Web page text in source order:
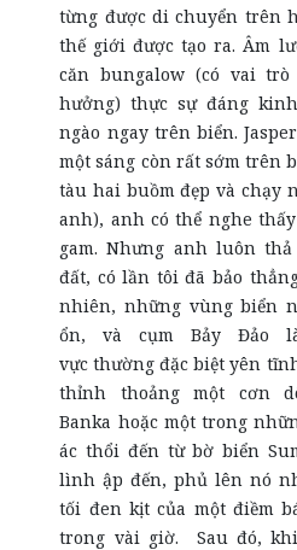
từng được di chuyển trên
thế giới được tạo ra. Âm
căn bungalow (có vai
hưởng) thực sự đáng
ngào ngay trên biển.
một sáng còn rất sớm trên
tàu hai buồm đẹp và chạy
anh), anh có thể nghe
gam. Nhưng anh luôn
đất, có lần tôi đã bảo
nhiên, những vùng biển
ổn, và cụm Bảy Đảo
vực thường đặc biệt yên
thỉnh thoảng một cơn
Banka hoặc một trong
ác thổi đến từ bờ biển
lình ập đến, phủ lên nó
tối đen kịt của một điềm
trong vài giờ. Sau đó,